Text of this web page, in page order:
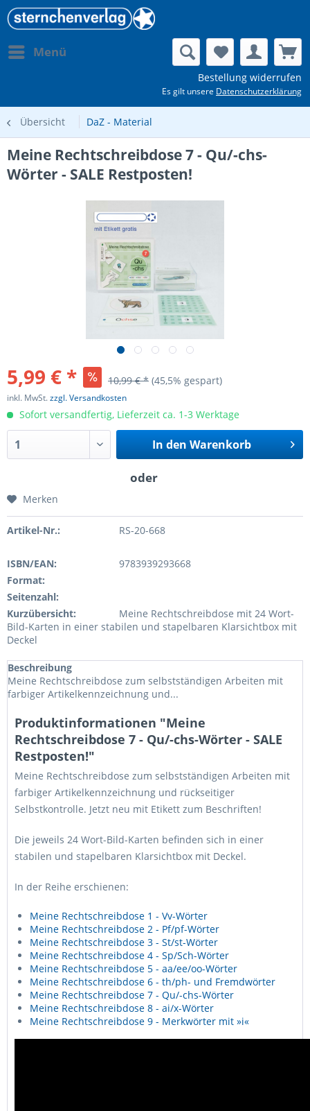
Menü
Bestellung widerrufen
Es gilt unsere Datenschutzerklärung
Übersicht DaZ - Material
Meine Rechtschreibdose 7 - Qu/-chs-
Wörter - SALE Restposten!
5,99 € * 10,99 € * (45,5% gespart)
inkl. MwSt.zzgl. Versandkosten
Sofort versandfertig, Lieferzeit ca. 1-3 Werktage
In den Warenkorb
Merken
Artikel-Nr.: RS-20-668
ISBN/EAN:
9783939293668
Format:
Seitenzahl:
Kurzübersicht:
Meine Rechtschreibdose mit 24 Wort-
Bild-Karten in einer stabilen und stapelbaren Klarsichtbox mit
Deckel
Beschreibung
Meine Rechtschreibdose zum selbstständigen Arbeiten mit
farbiger Artikelkennzeichnung und...
Produktinformationen "Meine
Rechtschreibdose 7 - Qu/-chs-Wörter - SALE
Restposten!"
Meine Rechtschreibdose zum selbstständigen Arbeiten mit
farbiger Artikelkennzeichnung und rückseitiger
Selbstkontrolle. Jetzt neu mit Etikett zum Beschriften!
Die jeweils 24 Wort-Bild-Karten befinden sich in einer
stabilen und stapelbaren Klarsichtbox mit Deckel.
In der Reihe erschienen:
Meine Rechtschreibdose 1 - Vv-Wörter
Meine Rechtschreibdose 2 - Pf/pf-Wörter
Meine Rechtschreibdose 3 - St/st-Wörter
Meine Rechtschreibdose 4 - Sp/Sch-Wörter
Meine Rechtschreibdose 5 - aa/ee/oo-Wörter
Meine Rechtschreibdose 6 - th/ph- und Fremdwörter
Meine Rechtschreibdose 7 - Qu/-chs-Wörter
Meine Rechtschreibdose 8 - ai/x-Wörter
Meine Rechtschreibdose 9 - Merkwörter mit »i«